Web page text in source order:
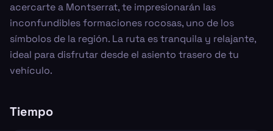
acercarte a Montserrat, te impresionarán las
inconfundibles formaciones rocosas, uno de los
símbolos de la región. La ruta es tranquila y relajante,
ideal para disfrutar desde el asiento trasero de tu
vehículo.
Tiempo